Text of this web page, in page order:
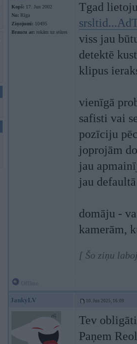
Kopš: 17. Jun 2002
No: Rīga
Ziņojumi: 10495
Braucu ar: rokām uz stūres
Tgad
viss jau
detektē
klipus
vienīgā
safisti vai
pozīciju
joprojām
jau
jau
domāju -
kamerām,
[ Šo ziņu
JankyLV 10. Jun 2025, 16:09
Tev
Paņem